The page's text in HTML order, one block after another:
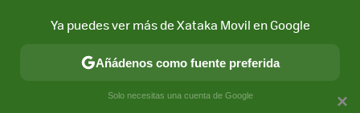
CONECTIVIDAD MÓVIL Y SOCIEDAD APLICACIONES
×
Ya puedes ver más de Xataka Movil en Google
Añádenos como fuente preferida
Solo necesitas una cuenta de Google